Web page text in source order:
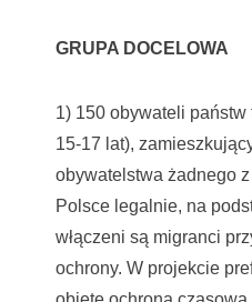
GRUPA DOCELOWA
1) 150 obywateli
15-17 lat),
obywatelstwa żadnego
Polsce legalnie, na
włączeni są migranci
ochrony. W projekcie